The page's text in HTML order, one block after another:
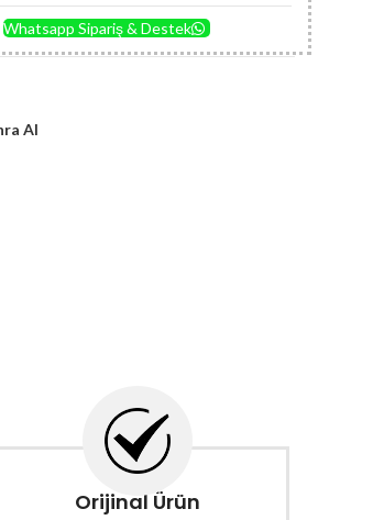
Whatsapp Sipariş & Destek
Al
Orijinal Ürün